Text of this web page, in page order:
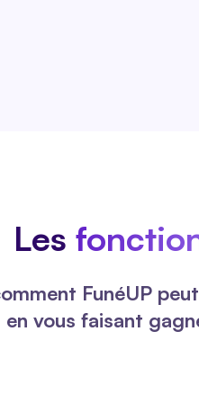
Les
FunéUP
en vous faisant